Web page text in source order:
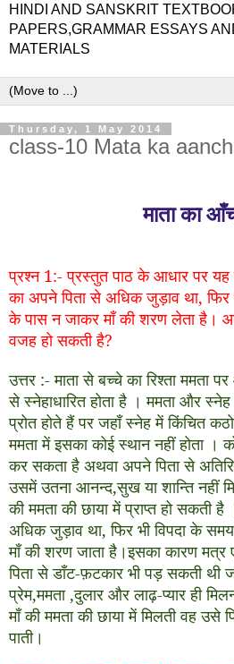
HINDI AND SANSKRIT
PAPERS,GRAMMAR ESSAYS
MATERIALS
Thursday, 1 May 2014
class-10 Mata ka
माता का
प्रश्न 1:-प्रस्तुत पाठ के आधार पर
का अपने पिता से अधिक जुड़ाव था,फिर
के पास न जाकर माँ की शरण लेता है।
वजह हो सकती है?
उत्तर :-माता से बच्चे का रिश्ता ममता
से स्नेहाधारित होता है । ममता और
प्रोत होते हैं पर जहाँ स्नेह में किंचित
ममता में इसका कोई स्थान नहीं होता ।
कर सकता है अथवा अपने पिता से
उसमें उतना आनन्द,सुख या शान्ति नहीं
की ममता की छाया में प्राप्त हो सकती
अधिक जुड़ाव था,फिर भी विपदा के
माँ की शरण जाता है।इसका कारण
पिता से डाँट-फ़टकार भी पड़ सकती थी
प्रेम,ममता ,दुलार और लाढ़-प्यार ही
माँ की ममता की छाया में मिलती वह उसे
पाती।